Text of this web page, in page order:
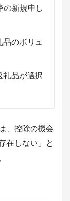
の新規申し
品のボリュ
礼品が選択
、控除の機会
在しない」と